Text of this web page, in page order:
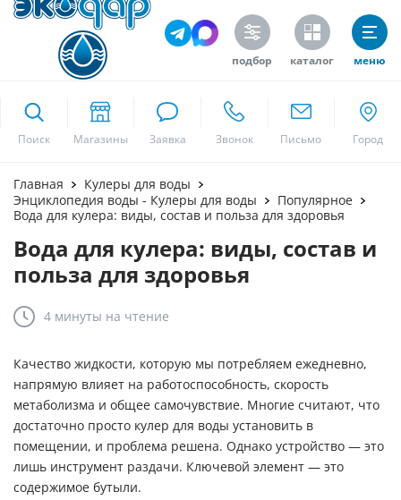
подбор каталог меню
Поиск
Москва
Да
Главная
Кулеры для воды
Энциклопедия воды - Кулеры для воды
Популярное
Вода для кулера: виды, состав и польза для здоровья
Вода для кулера: виды, состав и
польза для здоровья
4 минуты на чтение
Качество жидкости, которую мы потребляем ежедневно,
напрямую влияет на работоспособность, скорость
метаболизма и общее самочувствие. Многие считают, что
достаточно просто кулер для воды установить в
помещении, и проблема решена. Однако устройство — это
лишь инструмент раздачи. Ключевой элемент — это
содержимое бутыли.